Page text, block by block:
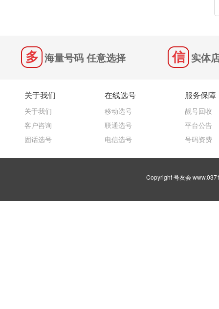
海量号码 任意选择 实体
关于我们
关于我们
客户咨询
固话选号
在线选号
移动选号
联通选号
电信选号
服务保障
靓号回收
平台公告
号码资费
Copyright 号友会